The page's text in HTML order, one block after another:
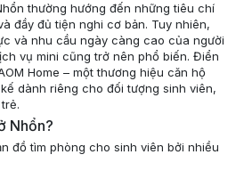
thường hướng đến những tiêu chí
đầy đủ tiện nghi cơ bản. Tuy nhiên,
và nhu cầu ngày càng cao của người
vụ mini cũng trở nên phổ biến. Điển
Home – một thương hiệu căn hộ
dành riêng cho đối tượng sinh viên,
Nhổn?
đồ tìm phòng cho sinh viên bởi nhiều